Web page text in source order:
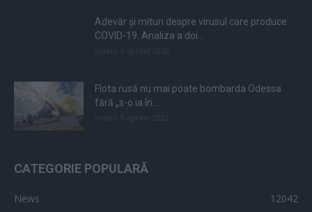
Adevăr și mituri despre virusul care produce
COVID-19. Analiza a doi...
Flota rusă nu mai poate bombarda Odessa
fără „s-o ia în...
CATEGORIE POPULARĂ
News
12042